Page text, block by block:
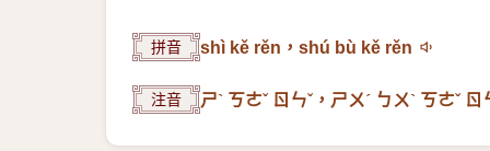
拼音 shì kě rěn，shú bù kě rěn
注音 ㄕˋ ㄎㄜˇ ㄖㄣˇ，ㄕㄨˊ ㄅㄨˋ ㄎㄜˇ ㄖ